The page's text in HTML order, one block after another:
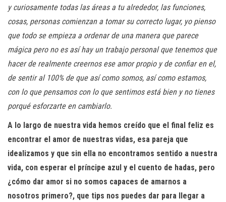
y curiosamente todas las áreas a tu alrededor, las funciones,
cosas, personas comienzan a tomar su correcto lugar, yo pienso
que todo se empieza a ordenar de una manera que parece
mágica pero no es así hay un trabajo personal que tenemos que
hacer de realmente creernos ese amor propio y de confiar en el,
de sentir al 100% de que así como somos, así como estamos,
con lo que pensamos con lo que sentimos está bien y no tienes
porqué esforzarte en cambiarlo.
A lo largo de nuestra vida hemos creído que el final feliz es
encontrar el amor de nuestras vidas, esa pareja que
idealizamos y que sin ella no encontramos sentido a nuestra
vida, con esperar el príncipe azul y el cuento de hadas, pero
¿cómo dar amor si no somos capaces de amarnos a
nosotros primero?, que tips nos puedes dar para llegar a